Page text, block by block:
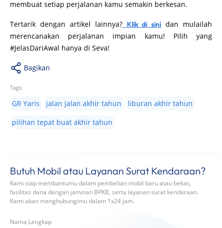
membuat setiap perjalanan kamu semakin berkesan.
Tertarik dengan artikel lainnya? Klik di sini dan mulailah
merencanakan perjalanan impian kamu! Pilih yang
#JelasDariAwal hanya di Seva!
Bagikan
Tags:
GR Yaris jalan jalan akhir tahun
liburan akhir tahun
pilihan tepat buat akhir tahun
Butuh Mobil atau Layanan Surat Kendaraan?
Kami siap membantumu dalam pembelian mobil baru atau bekas,
fasilitas dana dengan jaminan BPKB, serta layanan surat kendaraan.
Kami akan menghubungimu dalam 1x24 jam.
Nama Lengkap